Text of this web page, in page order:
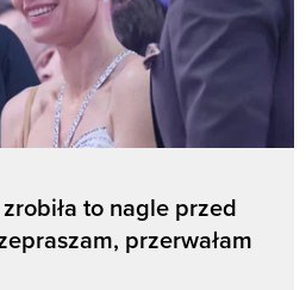
to nagle przed
przerwałam